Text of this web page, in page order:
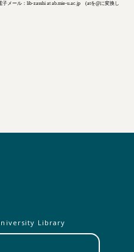
メール：lib-zasshi at ab.mie-u.ac.jp (atを@に変換し
Library